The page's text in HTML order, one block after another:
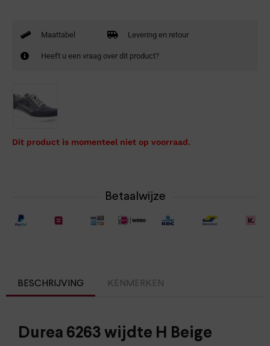
Maattabel Levering en retour
Heeft u een vraag over dit product?
Dit product is momenteel niet op voorraad.
Betaalwijze
BESCHRIJVING KENMERKEN
Durea 6263 wijdte H Beige